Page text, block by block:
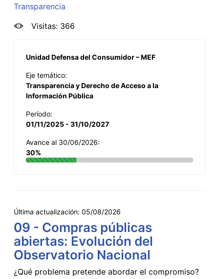
Transparencia
Visitas: 366
Unidad Defensa del Consumidor – MEF
Eje temático:
Transparencia y Derecho de Acceso a la
Información Pública
Período:
01/11/2025 - 31/10/2027
Avance al 30/06/2026:
30%
Última actualización: 05/08/2026
09 - Compras públicas
abiertas: Evolución del
Observatorio Nacional
¿Qué problema pretende abordar el compromiso?